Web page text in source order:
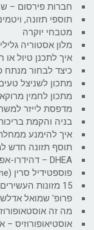
חברות פירסום –
תוספי תזונה,
מטבחי יוקרה
מלון אסטוריה
איך לתכנן טיול או
כיצד לבחור מנתח
מתכון לשניצל
מתכון לחמין
מדפסת לייזר
בניה והקמת
איך להימנע
תוסף תזונה חדש
DHEA – דהידרו-אפיאנדרוסטרון – Dehydroepiandrosterone
פוספטידיל סרין (Phosphatidylserine) מהו
15 מזונות העשירים ביותר בסידן
פרופ' שמואל
מה זה
אוסטיאופורוזיס